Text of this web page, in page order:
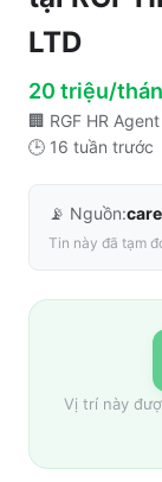
LTD
20 triệu/
🏢 RGF HR
🕒 16 tuần trước
📡 Nguồn:
Tin này đã tạm
Vị trí này